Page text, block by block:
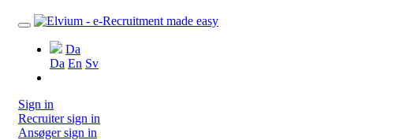
Da
Da En Sv
Sign in
Recruiter sign in
Ansøger sign in